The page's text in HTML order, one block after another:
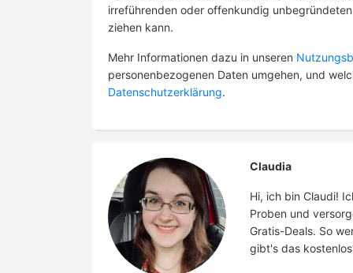
irreführenden oder offenkundig
ziehen kann.
Mehr Informationen dazu in unseren
personenbezogenen Daten umgehen, und
Datenschutzerklärung.
Claudia
Hi, ich bin Claudi!
Proben und
Gratis-Deals. So
gibt's das